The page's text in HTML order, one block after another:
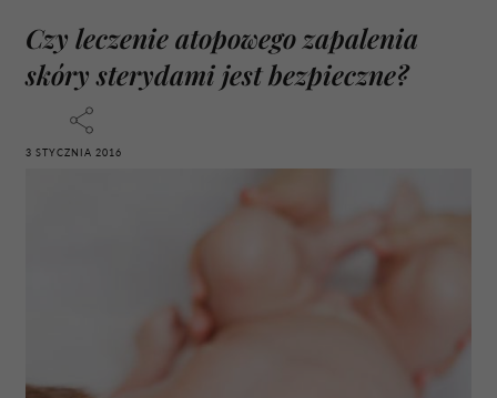
Czy leczenie atopowego zapalenia
skóry sterydami jest bezpieczne?
3 STYCZNIA 2016